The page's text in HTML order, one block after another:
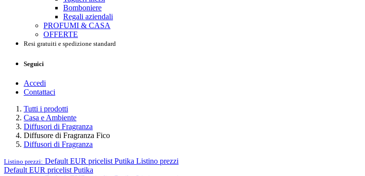
Bomboniere
Regali aziendali
PROFUMI & CASA
OFFERTE
Resi gratuiti e spedizione standard
Seguici
Accedi
Contattaci
Tutti i prodotti
Casa e Ambiente
Diffusori di Fragranza
Diffusore di Fragranza Fico
Diffusori di Fragranza
Listino prezzi: Default EUR pricelist Putika Listino prezzi
Default EUR pricelist Putika